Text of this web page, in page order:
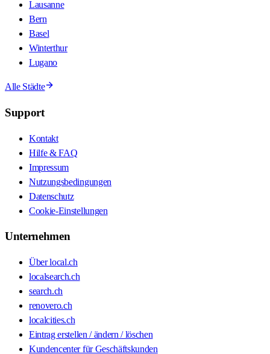
Lausanne
Bern
Basel
Winterthur
Lugano
Alle Städte
Support
Kontakt
Hilfe & FAQ
Impressum
Nutzungsbedingungen
Datenschutz
Cookie-Einstellungen
Unternehmen
Über local.ch
localsearch.ch
search.ch
renovero.ch
localcities.ch
Eintrag erstellen / ändern / löschen
Kundencenter für Geschäftskunden